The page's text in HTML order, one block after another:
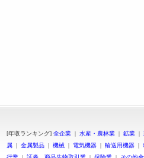
[年収ランキング] 全企業 | 水産・農林業 | 鉱業 |
属 | 金属製品 | 機械 | 電気機器 | 輸送用機器 |